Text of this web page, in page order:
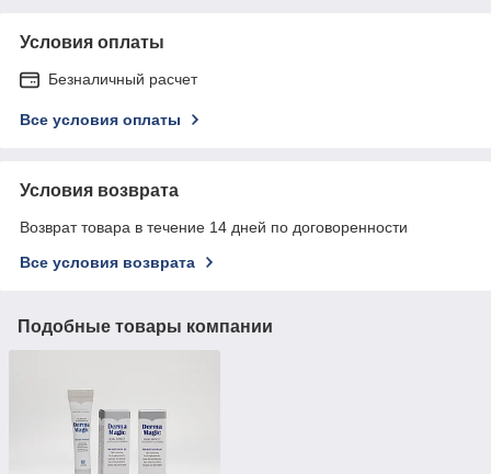
Условия оплаты
Безналичный расчет
Все условия оплаты
Условия возврата
Возврат товара в течение 14 дней по договоренности
Все условия возврата
Подобные товары компании